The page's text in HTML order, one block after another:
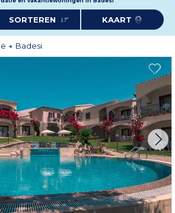
SORTEREN KAART
Badesi